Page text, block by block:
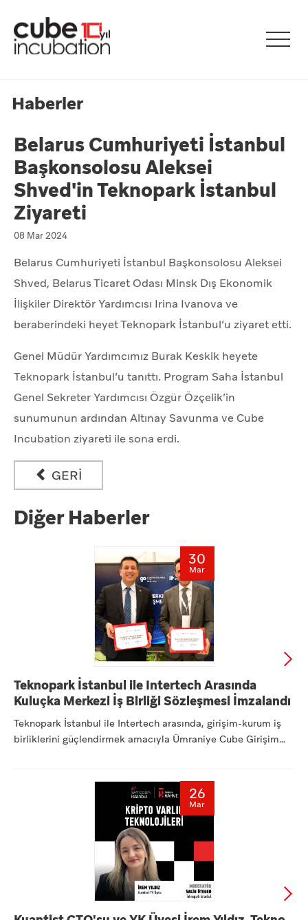
Haberler
Belarus Cumhuriyeti İstanbul
Başkonsolosu Aleksei
Shved'in Teknopark İstanbul
Ziyareti
08 Mar 2024
Belarus Cumhuriyeti İstanbul Başkonsolosu Aleksei
Shved, Belarus Ticaret Odası Minsk Dış Ekonomik
İlişkiler Direktör Yardımcısı Irina Ivanova ve
beraberindeki heyet Teknopark İstanbul’u ziyaret etti.
Genel Müdür Yardımcımız Burak Keskik heyete
Teknopark İstanbul’u tanıttı. Program Saha İstanbul
Genel Sekreter Yardımcısı Özgür Özçelik’in
sunumunun ardından Altınay Savunma ve Cube
Incubation ziyareti ile sona erdi.
GERİ
Diğer Haberler
30
Mar
Teknopark İstanbul ile Intertech Arasında
Kuluçka Merkezi İş Birliği Sözleşmesi İmzalandı
Teknopark İstanbul ile Intertech arasında, girişim-kurum iş
birliklerini güçlendirmek amacıyla Ümraniye Cube Girişim
26
Mar